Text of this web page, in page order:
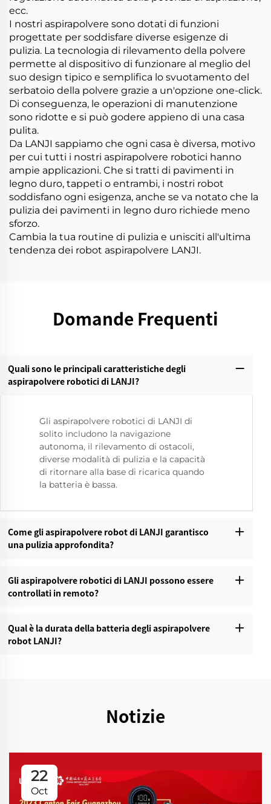
ecc.
I nostri aspirapolvere sono dotati di funzioni
progettate per soddisfare diverse esigenze di
pulizia. La tecnologia di rilevamento della polvere
permette al dispositivo di funzionare al meglio del
suo design tipico e semplifica lo svuotamento del
serbatoio della polvere grazie a un'opzione one-click.
Di conseguenza, le operazioni di manutenzione
sono ridotte e si può godere appieno di una casa
pulita.
Da LANJI sappiamo che ogni casa è diversa, motivo
per cui tutti i nostri aspirapolvere robotici hanno
ampie applicazioni. Che si tratti di pavimenti in
legno duro, tappeti o entrambi, i nostri robot
soddisfano ogni esigenza, anche se va notato che la
pulizia dei pavimenti in legno duro richiede meno
sforzo.
Cambia la tua routine di pulizia e unisciti all'ultima
tendenza dei robot aspirapolvere LANJI.
Domande Frequenti
Quali sono le principali caratteristiche degli
aspirapolvere robotici di LANJI?‌
Gli aspirapolvere robotici di LANJI di
solito includono la navigazione
autonoma, il rilevamento di ostacoli,
diverse modalità di pulizia e la capacità
di ritornare alla base di ricarica quando
la batteria è bassa.
Come gli aspirapolvere robot di LANJI garantisco
una pulizia approfondita?‌
Gli aspirapolvere robotici di LANJI possono essere
controllati in remoto?‌
Qual è la durata della batteria degli aspirapolvere
robot LANJI?‌
Notizie
22
Oct